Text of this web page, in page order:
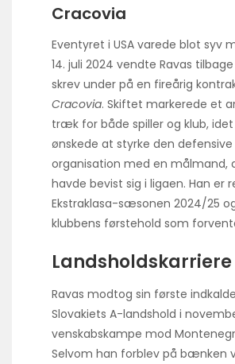
Cracovia
Eventyret i USA varede blot syv
14. juli 2024 vendte Ravas
skrev under på en fireårig
Cracovia. Skiftet markerede et
træk for både spiller og klub,
ønskede at styrke den defensive
organisation med en målmand,
havde bevist sig i ligaen. Han er
Ekstraklasa-sæsonen 2024/25
klubbens førstehold som
Landsholdskarriere
Ravas modtog sin første
Slovakiets A-landshold i
venskabskampe mod
Selvom han forblev på bænken